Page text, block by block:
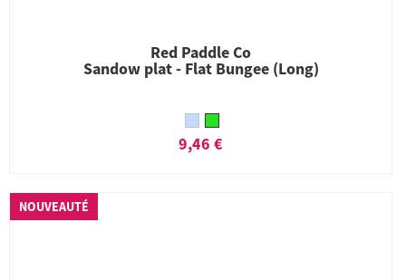
Red Paddle Co
Sandow plat - Flat Bungee (Long)
9,46 €
NOUVEAUTÉ